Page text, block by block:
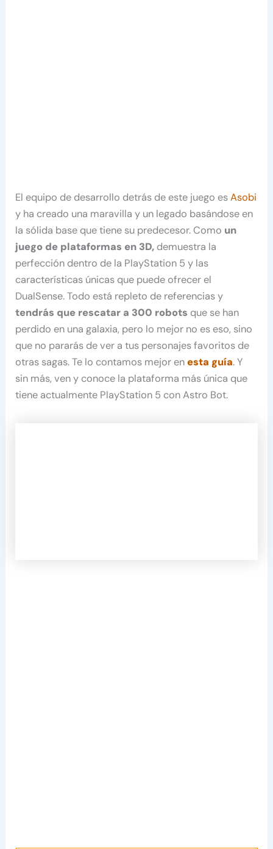
El equipo de desarrollo detrás de este juego esAsobi
y ha creado una maravilla y un legado basándose en
la sólida base que tiene su predecesor. Como un
juego de plataformas en 3D, demuestra la
perfección dentro de la PlayStation 5 y las
características únicas que puede ofrecer el
DualSense. Todo está repleto de referencias y
tendrás que rescatar a 300 robots que se han
perdido en una galaxia, pero lo mejor no es eso, sino
que no pararás de ver a tus personajes favoritos de
otras sagas. Te lo contamos mejor enesta guía. Y
sin más, ven y conoce la plataforma más única que
tiene actualmente PlayStation 5 con Astro Bot.